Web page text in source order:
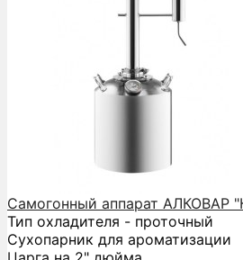
Самогонный аппарат АЛКОВАР
Тип охладителя - проточный
Сухопарник для ароматизации